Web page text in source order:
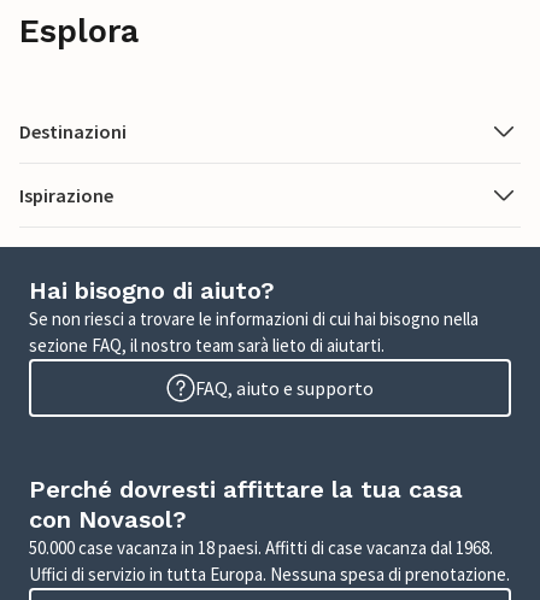
Esplora
Destinazioni
Ispirazione
Hai bisogno di aiuto?
Se non riesci a trovare le informazioni di cui hai bisogno nella
sezione FAQ, il nostro team sarà lieto di aiutarti.
FAQ, aiuto e supporto
Perché dovresti affittare la tua casa
con Novasol?
50.000 case vacanza in 18 paesi. Affitti di case vacanza dal 1968.
Uffici di servizio in tutta Europa. Nessuna spesa di prenotazione.